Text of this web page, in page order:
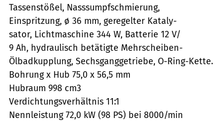
Tassenstößel, Nasssumpfschmierung,
Einspritzung, ø 36 mm, geregelter Kataly-
sator, Lichtmaschine 344 W, Batterie 12 V/
9 Ah, hydraulisch betätigte Mehrscheiben-
Ölbadkupplung, Sechsganggetriebe, O-Ring-Kette.
Bohrung x Hub 75,0 x 56,5 mm
Hubraum 998 cm3
Verdichtungsverhältnis 11:1
Nennleistung 72,0 kW (98 PS) bei 8000/min